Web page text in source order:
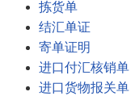
拣货单
结汇单证
寄单证明
进口付汇核销单
进口货物报关单